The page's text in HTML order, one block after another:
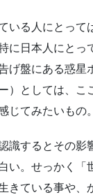
いる人にとっ
に日本人にとっ
げ盤にある惑星
）としては、
じてみたいもの。
識するとその
い。せっかく
きている事や